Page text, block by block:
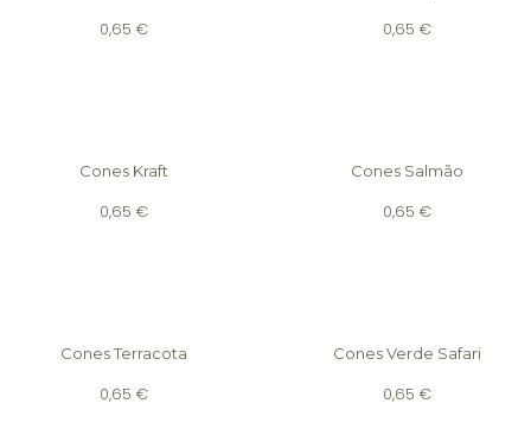
0,65 € 0,65 €
Cones Kraft
0,65 €
Cones Salmão
0,65 €
Cones Terracota
0,65 €
Cones Verde Safari
0,65 €